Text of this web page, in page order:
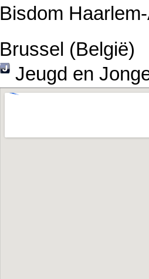
Bisdom
Brussel (België)
Jeugd en